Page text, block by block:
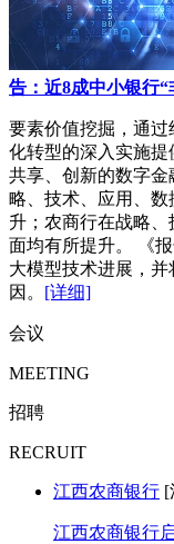
告：近8成中小银行
要素价值挖掘，通
化转型的深入实施提
共享、创新的数字
略、技术、应用、数
升；农商行在战略
面均有所提升。 《
大模型技术进展，
因。 [详细]
会议
MEETING
招聘
RECRUIT
江西农商银行 [
江西农商银行